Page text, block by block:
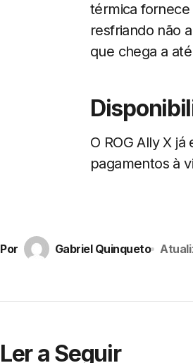
térmica
resfriando não
que chega a
O ROG Ally X
pagamentos à
Por Gabriel Quinqueto
Ler a Seguir